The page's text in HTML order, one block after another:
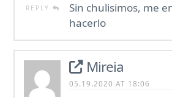
REPLY
Sin chulisimos, me
hacerlo
Mireia
05.19.2020 AT 18:06